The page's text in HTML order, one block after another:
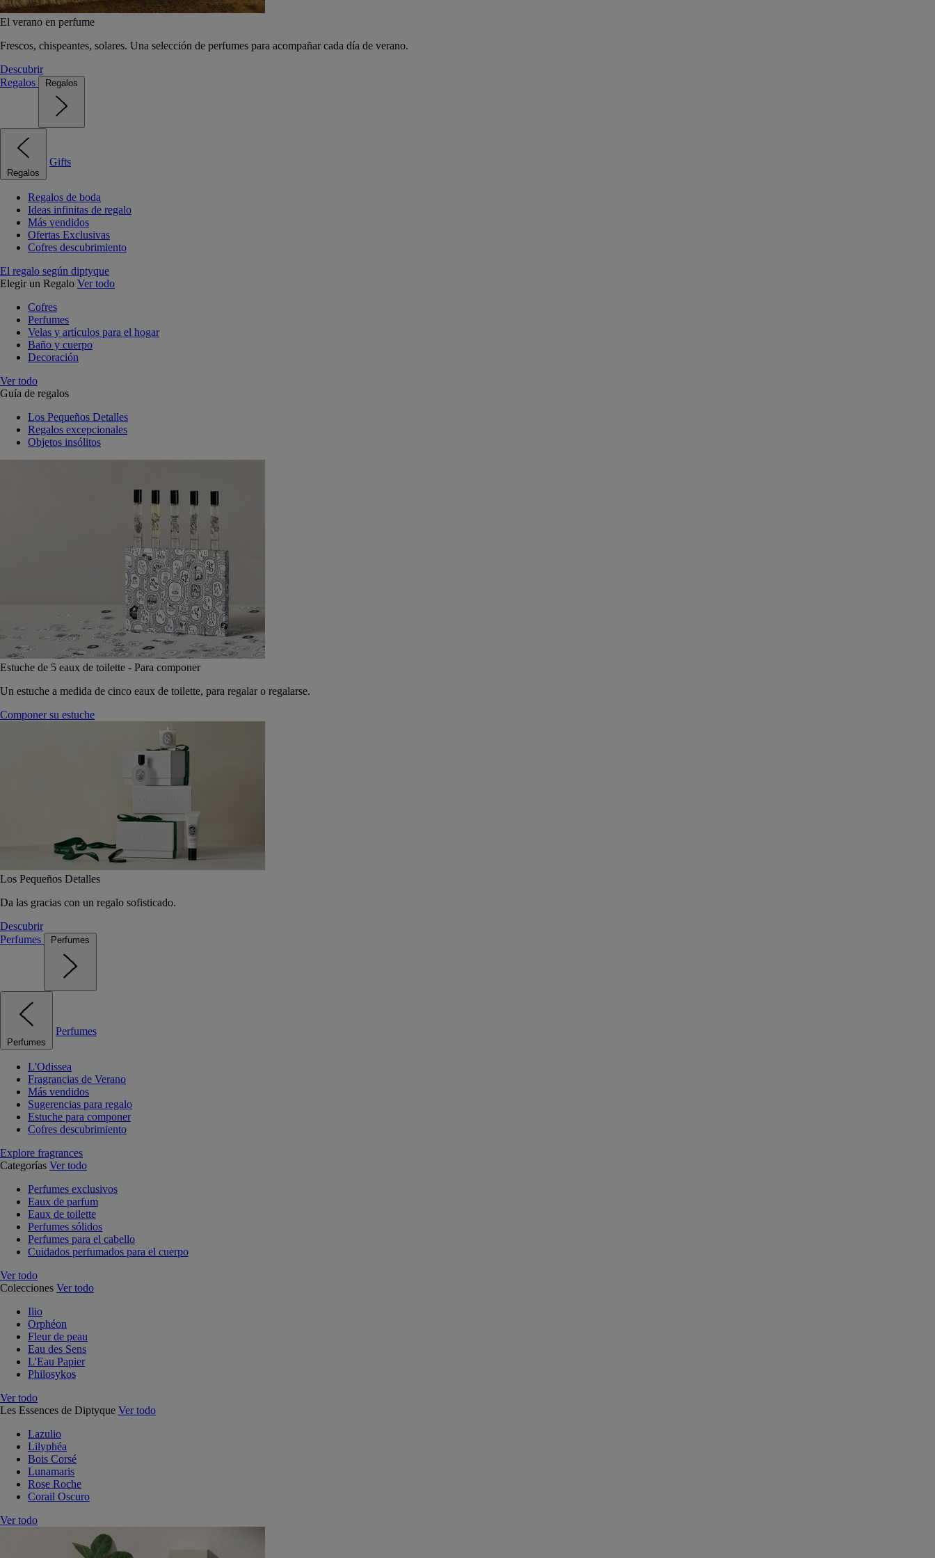
El verano en perfume
Frescos, chispeantes, solares. Una selección de perfumes para acompañar cada día de verano.
Descubrir
Regalos
Regalos
Regalos
Gifts
Regalos de boda
Ideas infinitas de regalo
Más vendidos
Ofertas Exclusivas
Cofres descubrimiento
El regalo según diptyque
Elegir un Regalo Ver todo
Cofres
Perfumes
Velas y artículos para el hogar
Baño y cuerpo
Decoración
Ver todo
Guía de regalos
Los Pequeños Detalles
Regalos excepcionales
Objetos insólitos
Estuche de 5 eaux de toilette - Para componer
Un estuche a medida de cinco eaux de toilette, para regalar o regalarse.
Componer su estuche
Los Pequeños Detalles
Da las gracias con un regalo sofisticado.
Descubrir
Perfumes
Perfumes
Perfumes
Perfumes
L'Odissea
Fragrancias de Verano
Más vendidos
Sugerencias para regalo
Estuche para componer
Cofres descubrimiento
Explore fragrances
Categorías Ver todo
Perfumes exclusivos
Eaux de parfum
Eaux de toilette
Perfumes sólidos
Perfumes para el cabello
Cuidados perfumados para el cuerpo
Ver todo
Colecciones Ver todo
Ilio
Orphéon
Fleur de peau
Eau des Sens
L'Eau Papier
Philosykos
Ver todo
Les Essences de Diptyque Ver todo
Lazulio
Lilyphéa
Bois Corsé
Lunamaris
Rose Roche
Corail Oscuro
Ver todo